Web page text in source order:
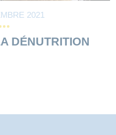
2021
DÉNUTRITION